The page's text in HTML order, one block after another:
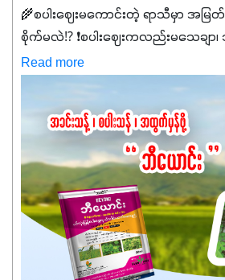
🌾စပါးဈေးမကောင်းတဲ့ ရာသီမှာ အ
စိုက်မလဲ⁉️ ❗စပါးဈေးကလည်းမသေချာ
ကလည်း တက်နေတဲ့ဒီလိုအချိန်မှာ သွင်းအား
အထွက်နှုန်းကို ထိန်းထားနိုင်မှ ဦးကြီးတို့
ကြောင့် ကိုယ်သုံးသမျှ ကိုယ့်အတွက်အက
အရည်အသွေးစိတ်ချရတဲ့ သွင်းအားစုပစ္
သုံးသင့်ပါတယ်။
Read more